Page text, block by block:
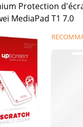
Protection
MediaPad T1 7.0